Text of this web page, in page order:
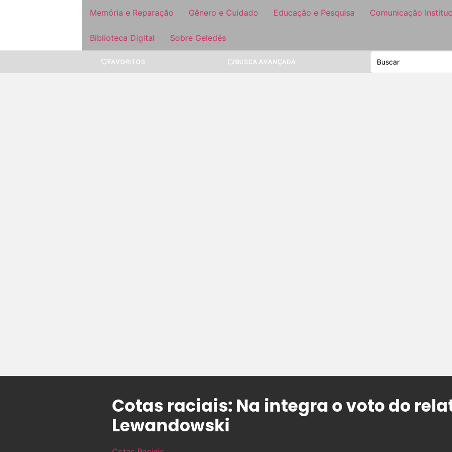
Memória e Reparação Gênero e Cuidado Educação e Pesquisa Comunicação
Biblioteca Digital Sobre Geledés
FAVORITOS BUSCA AVANÇADA
Cotas raciais: Na integra o voto do
Lewandowski